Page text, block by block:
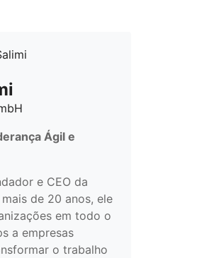
Ágil e
e CEO da
de 20 anos, ele
em todo o
a empresas
o trabalho